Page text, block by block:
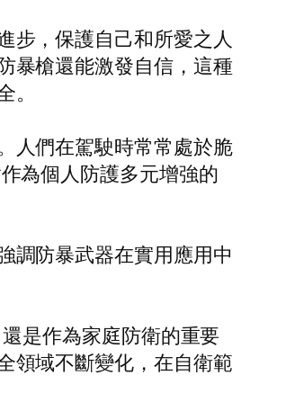
步，保護自己和所愛之人
暴槍還能激發自信，這種
人們在駕駛時常常處於脆
為個人防護多元增強的
調防暴武器在實用應用中
是作為家庭防衛的重要
領域不斷變化，在自衛範